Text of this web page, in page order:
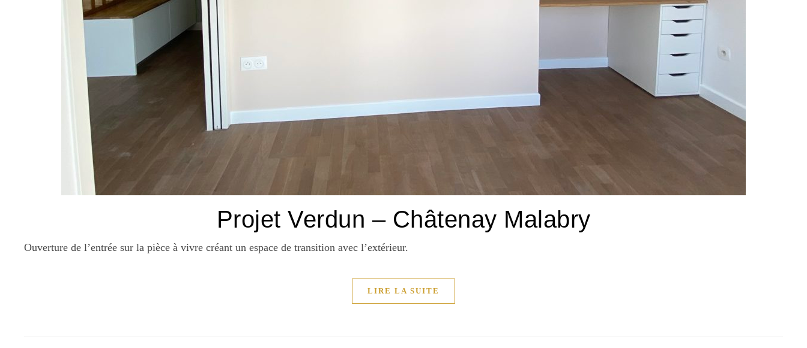
Projet Verdun – Châtenay Malabry
Ouverture de l’entrée sur la pièce à vivre créant un espace de transition avec l’extérieur.
LIRE LA SUITE